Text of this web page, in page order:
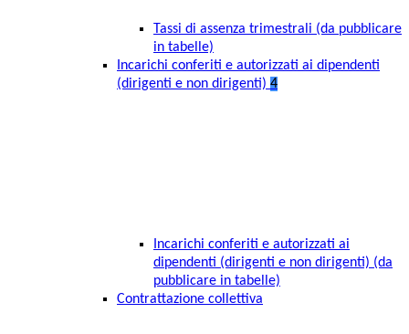
Tassi di assenza trimestrali (da pubblicare
in tabelle)
Incarichi conferiti e autorizzati ai dipendenti
(dirigenti e non dirigenti) 4
Incarichi conferiti e autorizzati ai
dipendenti (dirigenti e non dirigenti) (da
pubblicare in tabelle)
Contrattazione collettiva